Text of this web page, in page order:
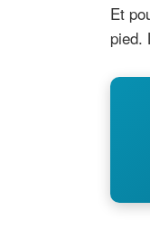
Et
pied.